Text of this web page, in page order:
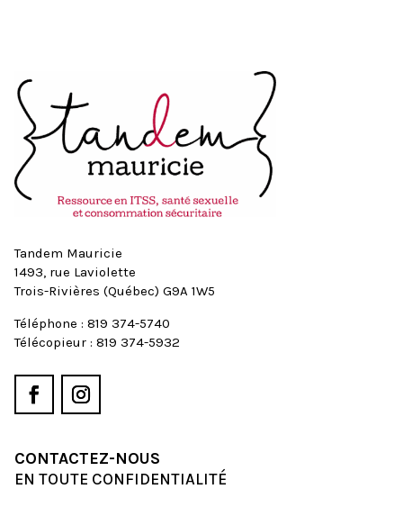
Tandem Mauricie
1493, rue Laviolette
Trois-Rivières (Québec) G9A 1W5
Téléphone : 819 374-5740
Télécopieur : 819 374-5932
CONTACTEZ-NOUS
EN TOUTE CONFIDENTIALITÉ